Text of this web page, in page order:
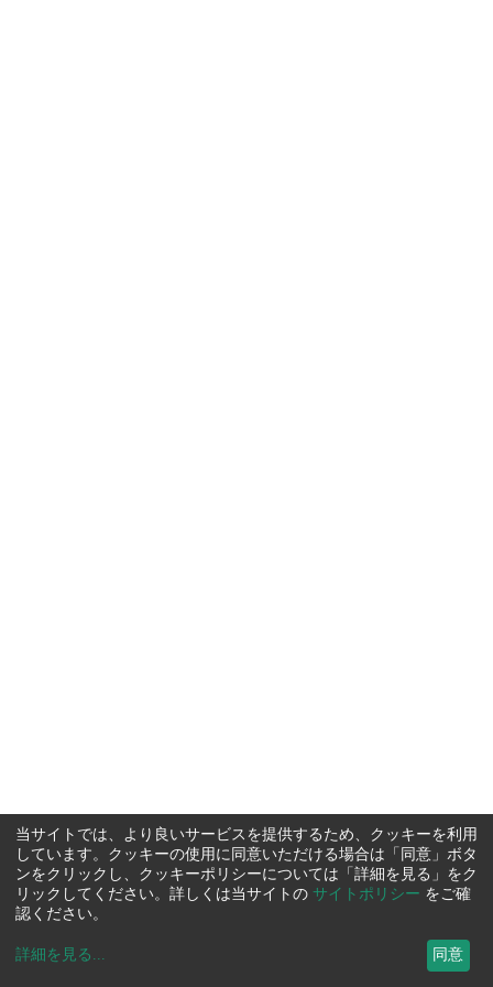
当サイトでは、より良いサービスを提供するため、クッキーを利用
しています。クッキーの使用に同意いただける場合は「同意」ボタ
ンをクリックし、クッキーポリシーについては「詳細を見る」をク
リックしてください。詳しくは当サイトの サイトポリシー をご確
認ください。
詳細を見る ... 同意